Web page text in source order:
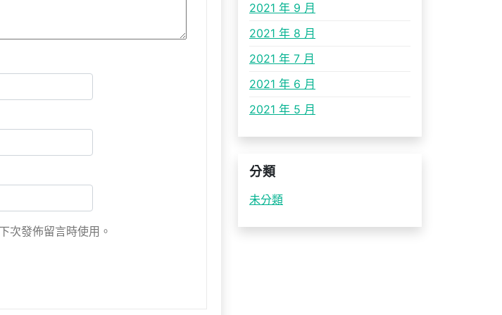
次發佈留言時使用。
2021 年 9 月
2021 年 8 月
2021 年 7 月
2021 年 6 月
2021 年 5 月
分類
未分類